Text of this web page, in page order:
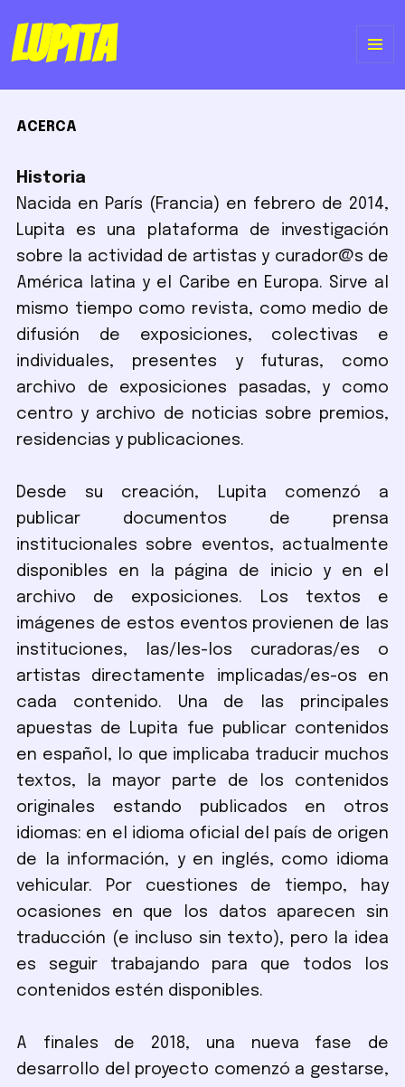
Lupita
ACERCA
Historia
Nacida en París (Francia) en febrero de 2014,
Lupita es una plataforma de investigación
sobre la actividad de artistas y curador@s de
América latina y el Caribe en Europa. Sirve al
mismo tiempo como revista, como medio de
difusión de exposiciones, colectivas e
individuales, presentes y futuras, como
archivo de exposiciones pasadas, y como
centro y archivo de noticias sobre premios,
residencias y publicaciones.
Desde su creación, Lupita comenzó a
publicar documentos de prensa
institucionales sobre eventos, actualmente
disponibles en la página de inicio y en el
archivo de exposiciones. Los textos e
imágenes de estos eventos provienen de las
instituciones, las/les-los curadoras/es o
artistas directamente implicadas/es-os en
cada contenido. Una de las principales
apuestas de Lupita fue publicar contenidos
en español, lo que implicaba traducir muchos
textos, la mayor parte de los contenidos
originales estando publicados en otros
idiomas: en el idioma oficial del país de origen
de la información, y en inglés, como idioma
vehicular. Por cuestiones de tiempo, hay
ocasiones en que los datos aparecen sin
traducción (e incluso sin texto), pero la idea
es seguir trabajando para que todos los
contenidos estén disponibles.
A finales de 2018, una nueva fase de
desarrollo del proyecto comenzó a gestarse,